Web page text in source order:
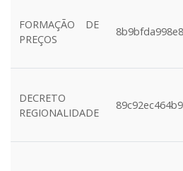
FORMAÇÃO DE
PREÇOS
DECRETO
REGIONALIDADE